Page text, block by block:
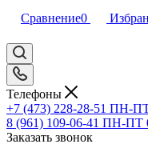
Сравнение0
Телефоны
+7 (473) 228-28-51 ПН-ПТ
8 (961) 109-06-41 ПН-ПТ
Заказать звонок